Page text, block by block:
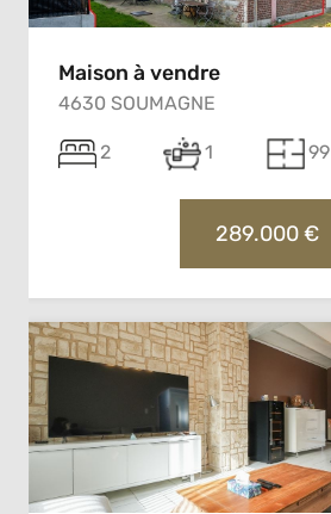
Maison à vendre
4630 SOUMAGNE
2 1 99
289.000 €